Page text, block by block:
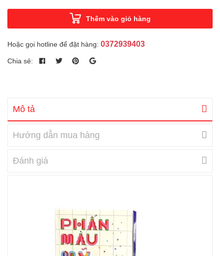
Thêm vào giỏ hàng
Hoặc gọi hotline để đặt hàng: 0372939403
Chia sẻ:
Mô tả
Hướng dẫn mua hàng
Đánh giá